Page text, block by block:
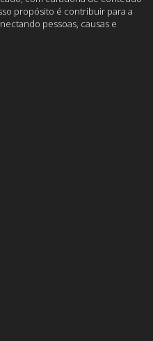
propósito é contribuir para a
pessoas, causas e